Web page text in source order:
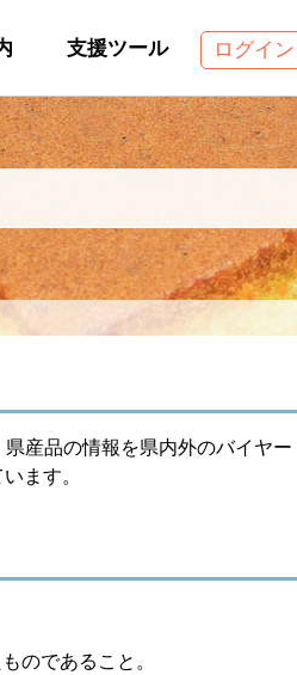
支援ツール ログイン
産品の情報を県内外のバイヤ
ます。
のであること。